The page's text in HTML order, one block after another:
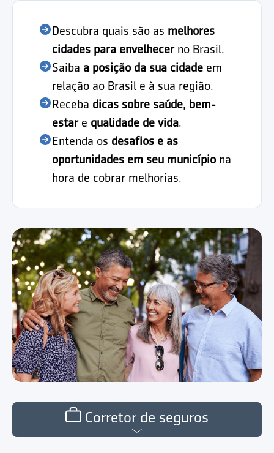
Corretor de seguros
Descubra quais são as melhores
cidades para envelhecerno Brasil.
Saiba a posição da sua cidade em
relação ao Brasil e à sua região.
Receba dicas sobre saúde, bem-
estare qualidade de vida.
Entenda os desafios e as
oportunidades em seu município na
hora de cobrar melhorias.